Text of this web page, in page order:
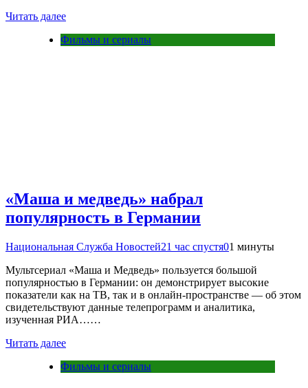
Читать далее
Фильмы и сериалы
«Маша и медведь» набрал
популярность в Германии
Национальная Служба Новостей21 час спустя01 минуты
Мультсериал «Маша и Медведь» пользуется большой
популярностью в Германии: он демонстрирует высокие
показатели как на ТВ, так и в онлайн‑пространстве — об этом
свидетельствуют данные телепрограмм и аналитика,
изученная РИА……
Читать далее
Фильмы и сериалы